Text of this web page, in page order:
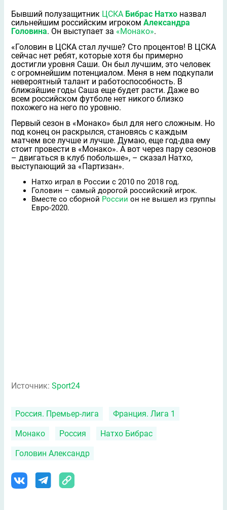
Бывший полузащитник ЦСКА Бибрас Натхо назвал
сильнейшим российским игроком Александра
Головина. Он выступает за «Монако».
«Головин в ЦСКА стал лучше? Сто процентов! В ЦСКА
сейчас нет ребят, которые хотя бы примерно
достигли уровня Саши. Он был лучшим, это человек
с огромнейшим потенциалом. Меня в нeм подкупали
невероятный талант и работоспособность. В
ближайшие годы Саша ещe будет расти. Даже во
всeм российском футболе нет никого близко
похожего на него по уровню.
Первый сезон в «Монако» был для него сложным. Но
под конец он раскрылся, становясь с каждым
матчем всe лучше и лучше. Думаю, ещe год-два ему
стоит провести в «Монако». А вот через пару сезонов
– двигаться в клуб побольше», – сказал Натхо,
выступающий за «Партизан».
Натхо играл в России с 2010 по 2018 год.
Головин – самый дорогой российский игрок.
Вместе со сборной России он не вышел из группы
Евро-2020.
Источник: Sport24
Россия. Премьер-лига Франция. Лига 1
Монако Россия Натхо Бибрас
Головин Александр